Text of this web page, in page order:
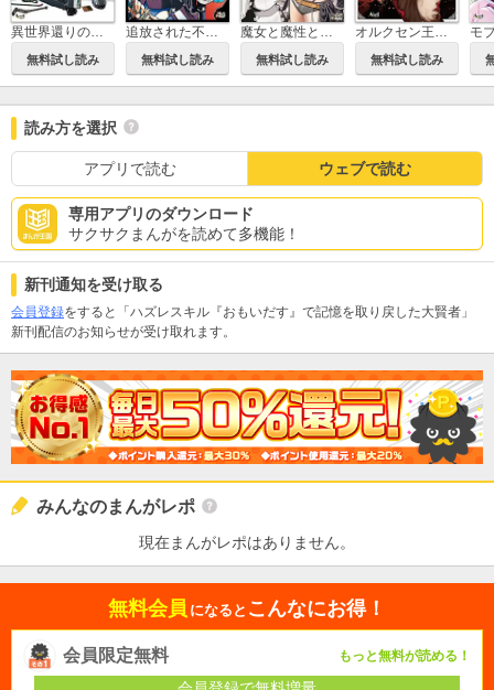
無料試し読み 無料試し読み 無料試し読み 無料試し読み
読み方を選択
アプリで読む ウェブで読む
専用アプリのダウンロード
サクサクまんがを読めて多機能！
新刊通知を受け取る
会員登録をすると「ハズレスキル『おもいだす』で記憶を取り戻した大賢者」
新刊配信のお知らせが受け取れます。
みんなのまんがレポ
現在まんがレポはありません。
無料会員 になると こんなにお得！
会員限定無料 もっと無料が読める！